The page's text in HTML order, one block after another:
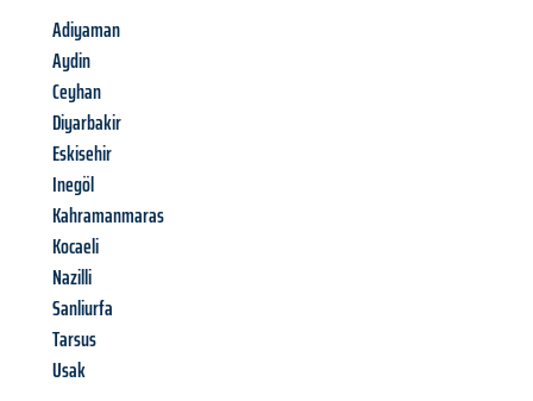
Adiyaman
Aydin
Ceyhan
Diyarbakir
Eskisehir
Inegöl
Kahramanmaras
Kocaeli
Nazilli
Sanliurfa
Tarsus
Usak